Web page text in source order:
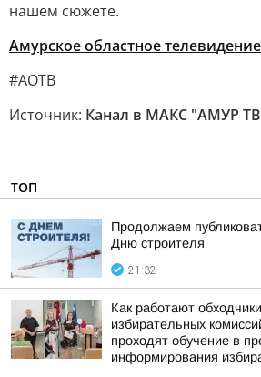
нашем сюжете.
Амурское областное
#АОТВ
Источник: Канал в МАКС "АМУР
ТОП
Продолжаем
Дню строителя
21:32
Как работают
избирательных
проходят обучение в
информирования